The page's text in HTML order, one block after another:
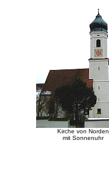
Kirche von Norden
mit Sonnenuhr